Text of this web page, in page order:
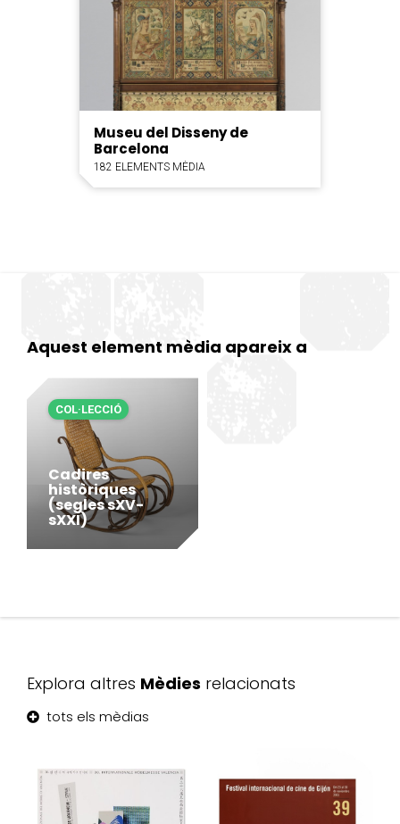
Museu del Disseny de
Barcelona
182 ELEMENTS MÈDIA
Aquest element mèdia apareix a
Cadires
històriques
(segles sXV-
sXXI)
COL·LECCIÓ
Explora altres Mèdies relacionats
tots els mèdias